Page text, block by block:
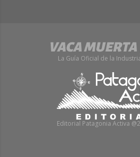
La Guía Oficial de la
Editorial Patagonia Activa